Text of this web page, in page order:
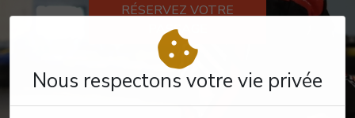
Nous respectons votre vie privée
RÉSERVEZ VOTRE
PASSAGE